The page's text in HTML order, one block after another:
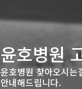
윤호병원
윤호병원 찾아오시는
안내해드립니다.